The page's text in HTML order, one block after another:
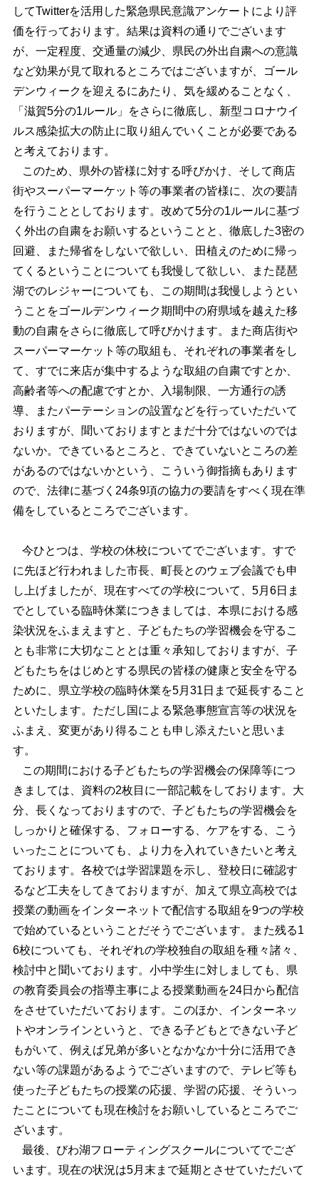
してTwitterを活用した緊急県民意識アンケートにより評
価を行っております。結果は資料の通りでございます
が、一定程度、交通量の減少、県民の外出自粛への意識
など効果が見て取れるところではございますが、ゴール
デンウィークを迎えるにあたり、気を緩めることなく、
「滋賀5分の1ルール」をさらに徹底し、新型コロナウイ
ルス感染拡大の防止に取り組んでいくことが必要である
と考えております。
このため、県外の皆様に対する呼びかけ、そして商店
街やスーパーマーケット等の事業者の皆様に、次の要請
を行うこととしております。改めて5分の1ルールに基づ
く外出の自粛をお願いするということと、徹底した3密の
回避、また帰省をしないで欲しい、田植えのために帰っ
てくるということについても我慢して欲しい、また琵琶
湖でのレジャーについても、この期間は我慢しようとい
うことをゴールデンウィーク期間中の府県域を越えた移
動の自粛をさらに徹底して呼びかけます。また商店街や
スーパーマーケット等の取組も、それぞれの事業者をし
て、すでに来店が集中するような取組の自粛ですとか、
高齢者等への配慮ですとか、入場制限、一方通行の誘
導、またパーテーションの設置などを行っていただいて
おりますが、聞いておりますとまだ十分ではないのでは
ないか。できているところと、できていないところの差
があるのではないかという、こういう御指摘もあります
ので、法律に基づく24条9項の協力の要請をすべく現在準
備をしているところでございます。
今ひとつは、学校の休校についてでございます。すで
に先ほど行われました市長、町長とのウェブ会議でも申
し上げましたが、現在すべての学校について、5月6日ま
でとしている臨時休業につきましては、本県における感
染状況をふまえますと、子どもたちの学習機会を守るこ
とも非常に大切なこととは重々承知しておりますが、子
どもたちをはじめとする県民の皆様の健康と安全を守る
ために、県立学校の臨時休業を5月31日まで延長すること
といたします。ただし国による緊急事態宣言等の状況を
ふまえ、変更があり得ることも申し添えたいと思いま
す。
この期間における子どもたちの学習機会の保障等につ
きましては、資料の2枚目に一部記載をしております。大
分、長くなっておりますので、子どもたちの学習機会を
しっかりと確保する、フォローする、ケアをする、こう
いったことについても、より力を入れていきたいと考え
ております。各校では学習課題を示し、登校日に確認す
るなど工夫をしてきておりますが、加えて県立高校では
授業の動画をインターネットで配信する取組を9つの学校
で始めているということだそうでございます。また残る1
6校についても、それぞれの学校独自の取組を種々諸々、
検討中と聞いております。小中学生に対しましても、県
の教育委員会の指導主事による授業動画を24日から配信
をさせていただいております。このほか、インターネッ
トやオンラインというと、できる子どもとできない子ど
もがいて、例えば兄弟が多いとなかなか十分に活用でき
ない等の課題があるようでございますので、テレビ等も
使った子どもたちの授業の応援、学習の応援、そういっ
たことについても現在検討をお願いしているところでご
ざいます。
最後、びわ湖フローティングスクールについてでござ
います。現在の状況は5月末まで延期とさせていただいて